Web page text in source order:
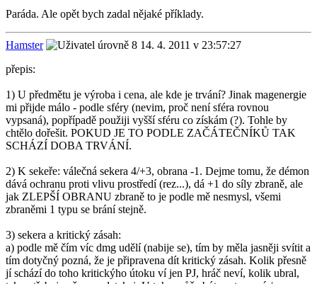
Paráda. Ale opět bych zadal nějaké příklady.
Hamster
14. 4. 2011 v 23:57:27
přepis:
1) U předmětu je výroba i cena, ale kde je trvání? Jinak magenergie
mi přijde málo - podle sféry (nevim, proč není sféra rovnou
vypsaná), popřípadě použiji vyšší sféru co získám (?). Tohle by
chtělo dořešit. POKUD JE TO PODLE ZAČÁTEČNÍKŮ TAK
SCHÁZÍ DOBA TRVÁNÍ.
2) K sekeře: válečná sekera 4/+3, obrana -1. Dejme tomu, že démon
dává ochranu proti vlivu prostředí (rez...), dá +1 do síly zbraně, ale
jak ZLEPŠÍ OBRANU zbraně to je podle mě nesmysl, všemi
zbraněmi 1 typu se brání stejně.
3) sekera a kritický zásah:
a) podle mě čím víc dmg udělí (nabije se), tím by měla jasněji svítit a
tím dotyčný pozná, že je připravena dít kritický zásah. Kolik přesně
jí schází do toho kritickýho útoku ví jen PJ, hráč neví, kolik ubral,